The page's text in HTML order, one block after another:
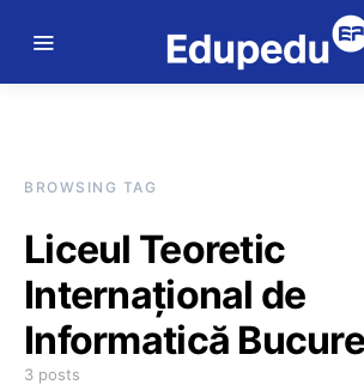
BROWSING TAG
Liceul Teoretic
Internațional de
Informatică
3 posts